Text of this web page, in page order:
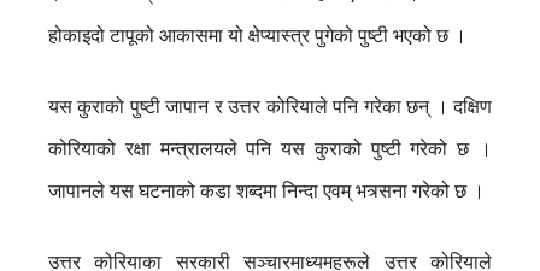
होकाइदो टापूको आकासमा यो क्षेप्यास्त्र पुगेको पुष्टी भएको छ ।
यस कुराको पुष्टी जापान र उत्तर कोरियाले पनि गरेका छन् । दक्षिण
कोरियाको रक्षा मन्त्रालयले पनि यस कुराको पुष्टी गरेको छ ।
जापानले यस घटनाको कडा शब्दमा निन्दा एवम् भत्र्सना गरेको छ ।
उत्तर कोरियाका सरकारी सञ्चारमाध्यमहरूले उत्तर कोरियाले